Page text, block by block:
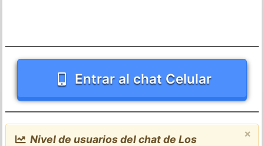
Entrar al chat Celular
×
Nivel de usuarios del chat de Los